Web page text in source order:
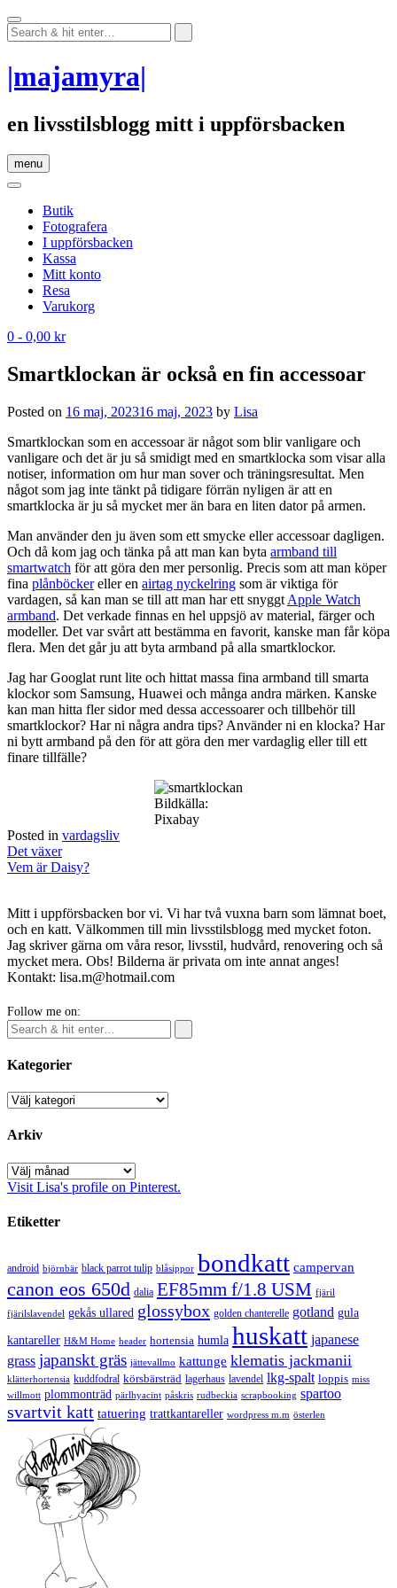
Skip
to
content
|majamyra|
en livsstilsblogg mitt i uppförsbacken
menu
Butik
Fotografera
I uppförsbacken
Kassa
Mitt konto
Resa
Varukorg
0 - 0,00 kr
Smartklockan är också en fin accessoar
Posted on 16 maj, 202316 maj, 2023 by Lisa
Smartklockan som en accessoar är något som blir vanligare och
vanligare och det är ju så smidigt med en smartklocka som visar alla
notiser, information om hur man sover och träningsresultat. Men
något som jag inte tänkt på tidigare förrän nyligen är att en
smartklocka är ju så mycket mer än bara en liten dator på armen.
Man använder den ju även som ett smycke eller accessoar dagligen.
Och då kom jag och tänka på att man kan byta armband till
smartwatch för att göra den mer personlig. Precis som att man köper
fina plånböckereller en airtag nyckelring som är viktiga för
vardagen, så kan man se till att man har ett snyggt Apple Watch
armband. Det verkade finnas en hel uppsjö av material, färger och
modeller. Det var svårt att bestämma en favorit, kanske man får köpa
flera. Men det går ju att byta armband på alla smartklockor.
Jag har Googlat runt lite och hittat massa fina armband till smarta
klockor som Samsung, Huawei och många andra märken. Kanske
kan man hitta fler sidor med dessa accessoarer och tillbehör till
smartklockor? Har ni några andra tips? Använder ni en klocka? Har
ni bytt armband på den för att göra den mer vardaglig eller till ett
finare tillfälle?
Bildkälla:
Pixabay
Posted in vardagsliv
Post
navigation
Det växer
Vem är Daisy?
Mitt i uppförsbacken bor vi. Vi har två vuxna barn som lämnat boet,
och en katt. Välkommen till min livsstilsblogg med mycket foton.
Jag skriver gärna om våra resor, livsstil, hudvård, renovering och så
mycket mera. Obs! Bilderna är privata om inte annat anges!
Kontakt: lisa.m@hotmail.com
Follow me on:
Kategorier
Kategorier
Arkiv
Arkiv
Visit Lisa's profile on Pinterest.
Etiketter
android björnbär black parrot tulip blåsippor bondkatt campervan
canon eos 650d dalia EF85mm f/1.8 USM fjäril
fjärilslavendel gekås ullared glossybox golden chanterelle gotland gula
kantareller H&M Home header hortensia humla huskatt japanese
grass japanskt gräs jättevallmo kattunge klematis jackmanii
klätterhortensia kuddfodral körsbärsträd lagerhaus lavendel lkg-spalt loppis miss
willmott plommonträd pärlhyacint påskris rudbeckia scrapbooking spartoo
svartvit katt tatuering trattkantareller wordpress m.m österlen